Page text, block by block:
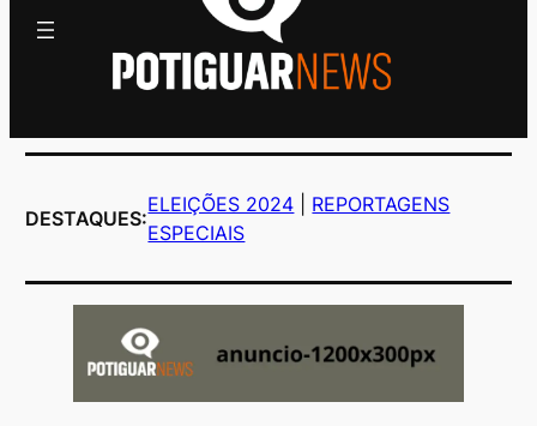
DESTAQUES:
ELEIÇÕES 2024
REPORTAGENS
ESPECIAIS